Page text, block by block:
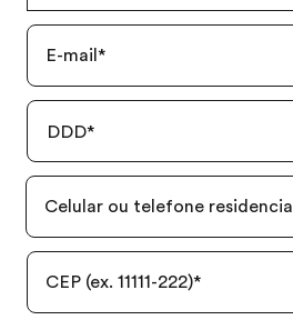
E-mail *
DDD*
Celular ou telefone residencial
CEP (ex. 11111-222)*